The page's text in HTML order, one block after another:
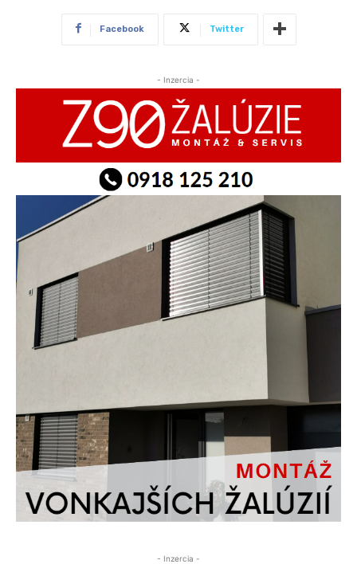
Facebook Twitter
- Inzercia -
- Inzercia -